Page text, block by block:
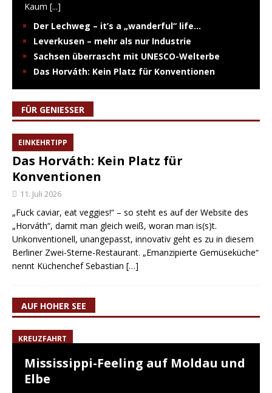
Kaum [...]
Der Lechweg – it’s a „wanderful“ life…
Leverkusen – mehr als nur Industrie
Sachsen überrascht mit UNESCO-Welterbe
Das Horváth: Kein Platz für Konventionen
FÜR GENIESSER
EINKEHRTIPP
Das Horváth: Kein Platz für
Konventionen
11. Juli 2026
„Fuck caviar, eat veggies!“ – so steht es auf der Website des
„Horváth“, damit man gleich weiß, woran man is(s)t.
Unkonventionell, unangepasst, innovativ geht es zu in diesem
Berliner Zwei-Sterne-Restaurant. „Emanzipierte Gemüseküche“
nennt Küchenchef Sebastian […]
AUF HOHER SEE
KREUZFAHRT
Mississippi-Feeling auf Moldau und
Elbe